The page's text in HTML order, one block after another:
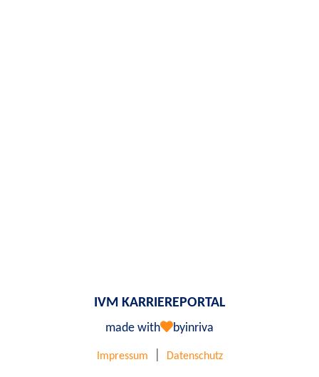
IVM KARRIEREPORTAL
made with byinriva
Impressum Datenschutz